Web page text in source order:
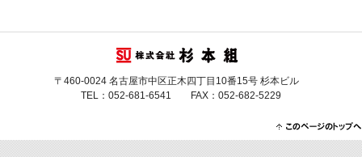
〒460-0024 名古屋市中区正木四丁目10番15号 杉本ビル
TEL：052-681-6541 FAX：052-682-5229